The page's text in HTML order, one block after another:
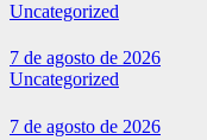
Uncategorized
7 de agosto de 2026
Uncategorized
7 de agosto de 2026